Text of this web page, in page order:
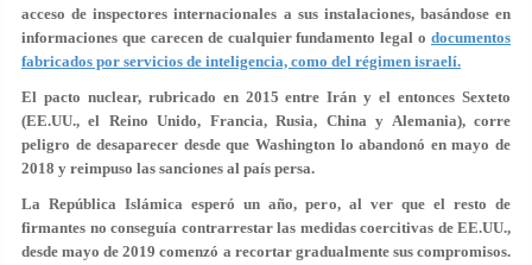
acceso de inspectores internacionales a sus instalaciones, basándose en
informaciones que carecen de cualquier fundamento legal o documentos
fabricados por servicios de inteligencia, como del régimen israelí.
El pacto nuclear, rubricado en 2015 entre Irán y el entonces Sexteto
(EE.UU., el Reino Unido, Francia, Rusia, China y Alemania), corre
peligro de desaparecer desde que Washington lo abandonó en mayo de
2018 y reimpuso las sanciones al país persa.
La República Islámica esperó un año, pero, al ver que el resto de
firmantes no conseguía contrarrestar las medidas coercitivas de EE.UU.,
desde mayo de 2019 comenzó a recortar gradualmente sus compromisos.